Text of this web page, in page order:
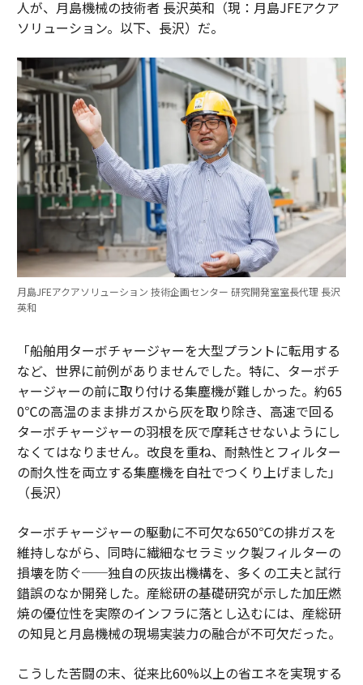
人が、月島機械の技術者 長沢英和（現：月島JFEアクア
ソリューション。以下、長沢）だ。
月島JFEアクアソリューション 技術企画センター 研究開発室室長代理 長沢
英和
「船舶用ターボチャージャーを大型プラントに転用する
など、世界に前例がありませんでした。特に、ターボチ
ャージャーの前に取り付ける集塵機が難しかった。約65
0℃の高温のまま排ガスから灰を取り除き、高速で回る
ターボチャージャーの羽根を灰で摩耗させないようにし
なくてはなりません。改良を重ね、耐熱性とフィルター
の耐久性を両立する集塵機を自社でつくり上げました」
（長沢）
ターボチャージャーの駆動に不可欠な650℃の排ガスを
維持しながら、同時に繊細なセラミック製フィルターの
損壊を防ぐ──独自の灰抜出機構を、多くの工夫と試行
錯誤のなか開発した。産総研の基礎研究が示した加圧燃
焼の優位性を実際のインフラに落とし込むには、産総研
の知見と月島機械の現場実装力の融合が不可欠だった。
こうした苦闘の末、従来比60%以上の省エネを実現する